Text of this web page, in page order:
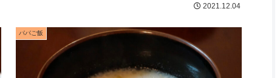
2021.12.04
パパご飯